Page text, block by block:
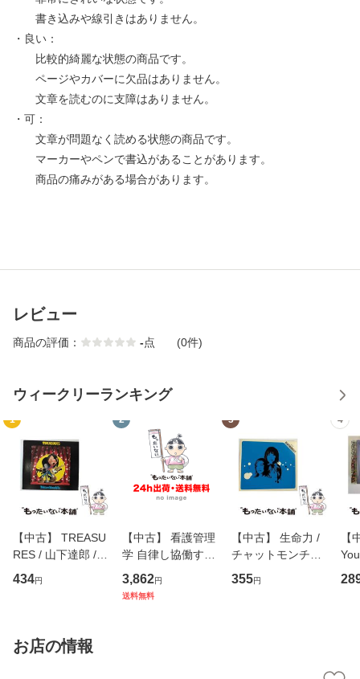
書き込みや線引きはありません。
・良い：
比較的綺麗な状態の商品です。
ページやカバーに欠品はありません。
文章を読むのに支障はありません。
・可：
文章が問題なく読める状態の商品です。
マーカーやペンで書込があることがあります。
商品の痛みがある場合があります。
レビュー
商品の評価： -点 (0件)
ウィークリーランキング
1
【中古】 TREASU
RES / 山下達郎 /
イーストウエス
ト・ジャパン [CD]
434円
2
【中古】 看護管理
学 自律し協働する
専門職の看護マネ
ジメントスキル 改
3,862円
送料無料
3
【中古】 生命力 /
チャットモンチー /
キューンレコード
[CD]【メール便送
355円
4
【
のが
お店の情報